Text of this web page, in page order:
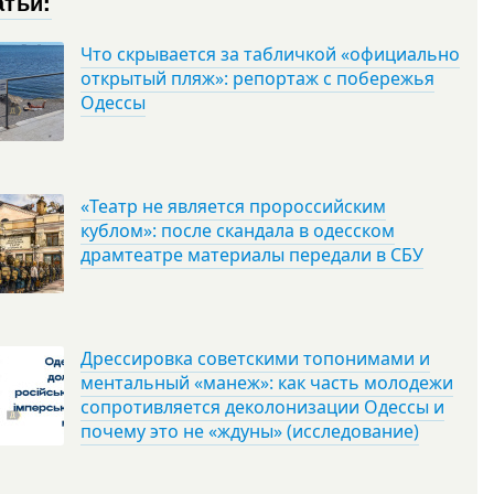
Что скрывается за табличкой «официально
открытый пляж»: репортаж с побережья
Одессы
«Театр не является пророссийским
кублом»: после скандала в одесском
драмтеатре материалы передали в СБУ
Дрессировка советскими топонимами и
ментальный «манеж»: как часть молодежи
сопротивляется деколонизации Одессы и
почему это не «ждуны» (исследование)